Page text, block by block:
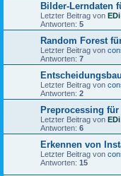
Bilder-Lerndaten
Letzter Beitrag von EDi
Antworten: 5
Random Forest
Letzter Beitrag von
Antworten: 7
Letzter Beitrag von
Antworten: 2
Preprocessing
Letzter Beitrag von EDi
Antworten: 6
Erkennen von
Letzter Beitrag von
Antworten: 15